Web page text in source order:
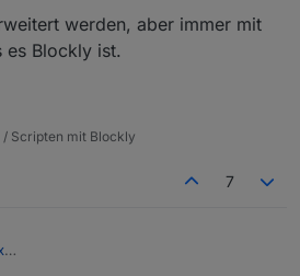
werden, aber immer mit
es Blockly ist.
/ Scripten mit Blockly
7